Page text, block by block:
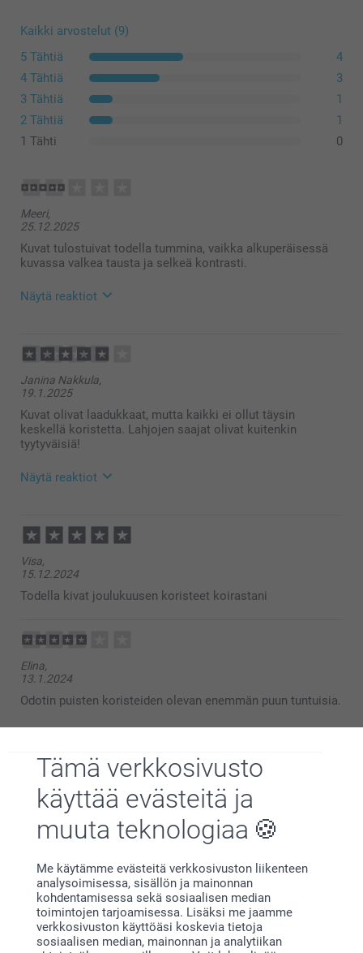
Tämä verkkosivusto
käyttää evästeitä ja
muuta teknologiaa
Me käytämme evästeitä verkkosivuston liikenteen
analysoimisessa, sisällön ja mainonnan
kohdentamisessa sekä sosiaalisen median
toimintojen tarjoamisessa. Lisäksi me jaamme
verkkosivuston käyttöäsi koskevia tietoja
sosiaalisen median, mainonnan ja analytiikan
Kaikki arvostelut (9)
5 Tähtiä
4
4 Tähtiä
3
3 Tähtiä
1
2 Tähtiä
1
1 Tähti
0
Meeri,
25.12.2025
Kuvat tulostuivat todella tummina, vaikka alkuperäisessä
kuvassa valkea tausta ja selkeä kontrasti.
Näytä reaktiot
10:51
Hei Meeri!
Kiitokset palautteestasi, olemme kiitollisia siitä 🌸
Ethän epäröi ottaa yhteyttä asiakaspalveluun
saadaksesi apua, mikäli tarvitset sitä 😊
Lämpimin terveisin
Kaisa @smartphoto
Janina Nakkula,
19.1.2025
Kuvat olivat laadukkaat, mutta kaikki ei ollut täysin
keskellä koristetta. Lahjojen saajat olivat kuitenkin
tyytyväisiä!
Näytä reaktiot
11:01
Hei Janina!
arvostamme sitä suuresti. Kiva että pidät
puisista joulukoristeista, toivottavasti siitä on
käyttöä pitkäksi aikaa :)
Kaisa@smartphoto
Visa,
15.12.2024
Todella kivat joulukuusen koristeet koirastani
Elina,
13.1.2024
Odotin puisten koristeiden olevan enemmän puun tuntuisia.
22.1.2024
11:43
Hei Elina!
Tuhannet kiitokset palautteestasi, olemme kiitollisia
siitä.
Toivottavasti nähdään pian uudestaan osoitteessa
smartphoto.fi!
Lämpimin terveisin
Kaisa@smartphoto
Laura K-M,
27.1.2023
Näytä reaktiot
27.1.2023
10:57